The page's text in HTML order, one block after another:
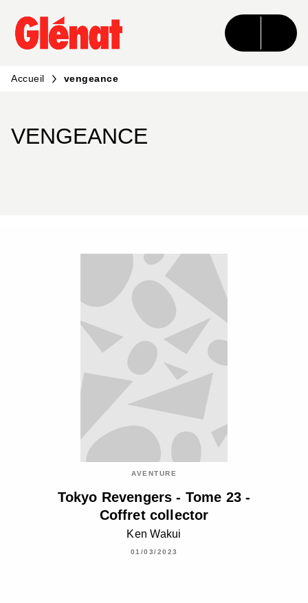
MENU RECHERCHE CONTENU
PIED DE PAGE
Accueil vengeance
VENGEANCE
AVENTURE
Tokyo Revengers - Tome 23 -
Coffret collector
Ken Wakui
01/03/2023